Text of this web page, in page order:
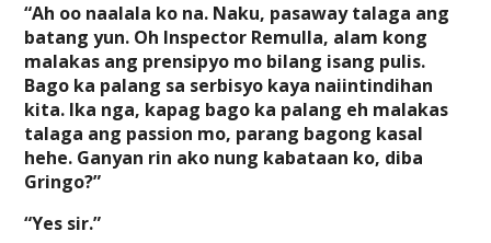
“Ah oo naalala ko na. Naku, pasaway talaga ang
batang yun. Oh Inspector Remulla, alam kong
malakas ang prensipyo mo bilang isang pulis.
Bago ka palang sa serbisyo kaya naiintindihan
kita. Ika nga, kapag bago ka palang eh malakas
talaga ang passion mo, parang bagong kasal
hehe. Ganyan rin ako nung kabataan ko, diba
Gringo?”
“Yes sir.”